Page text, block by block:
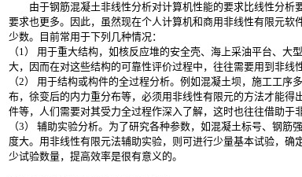
由于钢筋混凝土非线性分析对计算机性能的要求比线性分析
要求也更多。因此，虽然现在个人计算机和商用非线性有限元
少数。目前常用于下列几种情况：
（1） 用于重大结构，如核反应堆的安全壳、海上采油平台、
大，因而在对这些结构的可靠性评价过程中，往往需要用到非线
（2） 用于结构或构件的全过程分析。例如混凝土坝，施工工
布，徐变后的内力重分布等，必须用非线性有限元的方法才能
件等，人们需要对其受力全过程作深入了解，这时也往往借助于
（3） 辅助实验分析。为了研究各种参数，如混凝土标号、钢
度大。用非线性有限元法辅助实验，则可进行少量基本试验，
少试验数量，提高效率是很有意义的。